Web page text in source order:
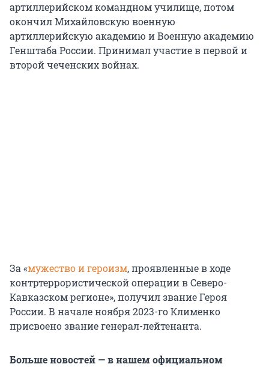
артиллерийском командном училище, потом
окончил Михайловскую военную
артиллерийскую академию и Военную академию
Генштаба России. Принимал участие в первой и
второй чеченских войнах.
За «мужество и героизм, проявленные в ходе
контртеррористической операции в Северо-
Кавказском регионе», получил звание Героя
России. В начале ноября 2023-го Клименко
присвоено звание генерал-лейтенанта.
Больше новостей — в нашем официальном